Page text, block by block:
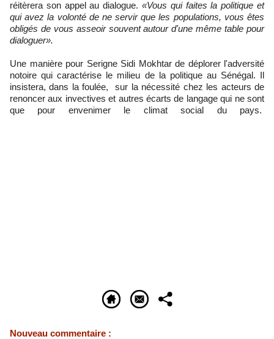
réitèrera son appel au dialogue. «Vous qui faites la politique et
qui avez la volonté de ne servir que les populations, vous êtes
obligés de vous asseoir souvent autour d'une même table pour
dialoguer».
Une manière pour Serigne Sidi Mokhtar de déplorer l'adversité
notoire qui caractérise le milieu de la politique au Sénégal. Il
insistera, dans la foulée, sur la nécessité chez les acteurs de
renoncer aux invectives et autres écarts de langage qui ne sont
que pour envenimer le climat social​ du pays.
Nouveau commentaire :